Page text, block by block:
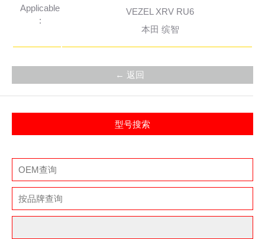
Applicable
:
VEZEL XRV RU6
本田 缤智
← 返回
型号搜索